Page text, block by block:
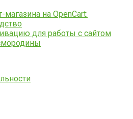
магазина на OpenCart:
для работы с сайтом